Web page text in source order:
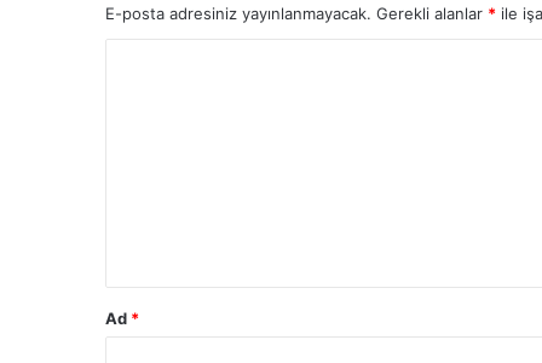
E-posta adresiniz yayınlanmayacak. Gerekli alanlar * ile
Ad *